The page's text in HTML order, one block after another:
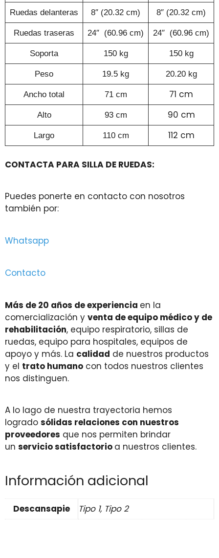
Ruedas delanteras 8″ (20.32 cm) 8″ (20.32 cm)
Ruedas traseras 24″ (60.96 cm) 24″ (60.96 cm)
Soporta 150 kg 150 kg
Peso 19.5 kg 20.20 kg
Ancho total 71 cm 71 cm
Alto 93 cm 90 cm
Largo 110 cm 112 cm
CONTACTA PARA SILLA DE RUEDAS:
Puedes ponerte en contacto con nosotros
también por:
Whatsapp
Contacto
Más de 20 años de experiencia en la
comercialización y venta de equipo médico y de
rehabilitación, equipo respiratorio, sillas de
ruedas, equipo para hospitales, equipos de
apoyo y más. La calidad de nuestros productos
y el trato humano con todos nuestros clientes
nos distinguen.
A lo lago de nuestra trayectoria hemos
logrado sólidas relaciones con nuestros
proveedores que nos permiten brindar
un servicio satisfactorio a nuestros clientes.
Información adicional
Descansapie Tipo 1, Tipo 2